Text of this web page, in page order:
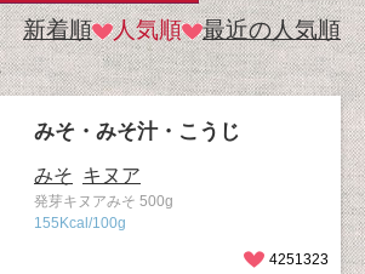
新着順 人気順 最近の人気順
みそ・みそ汁・こうじ
みそ キヌア
発芽キヌアみそ 500g
155Kcal/100g
4251323